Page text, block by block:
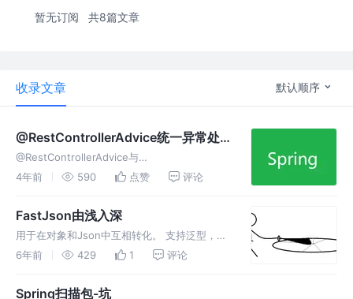
暂无订阅 共8篇文章
收录文章 默认顺序
@RestControllerAdvice统一异常处
理（转载）
@RestControllerAdvice与
@ControllerAdvice，与@ExceptionHandler
4年前 590 点赞 评论
FastJson由浅入深
用于在对象和Json中互相转化。 支持泛型，支
持流处理超大文本，支持枚举，支持序列化和反
型、JavaBean、Collection、Map、Enum、泛
6年前 429 1 评论
Spring扫描包-坑